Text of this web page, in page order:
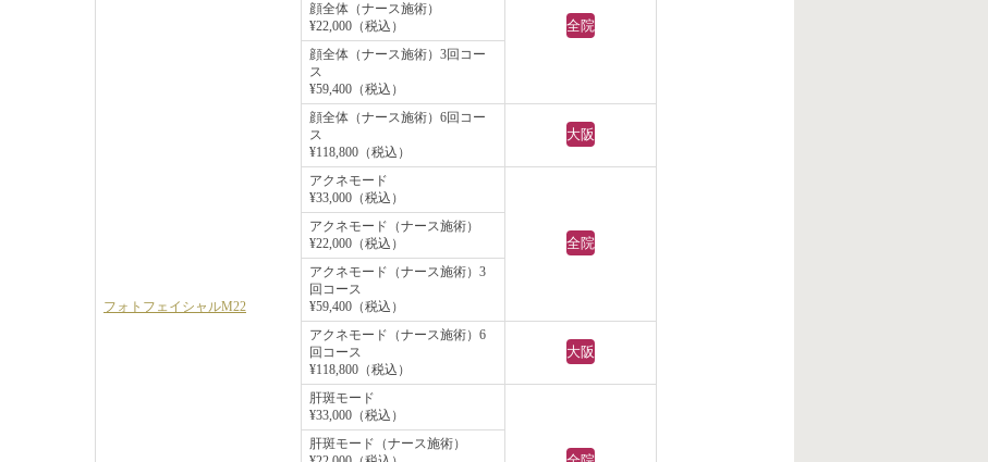
フォトフェイシャルM22
全院
顔全体（ナース施術）
¥22,000（税込）
顔全体（ナース施術）3回コー
ス
¥59,400（税込）
顔全体（ナース施術）6回コー
ス
¥118,800（税込）
大阪
アクネモード
¥33,000（税込）
全院
アクネモード（ナース施術）
¥22,000（税込）
アクネモード（ナース施術）3
回コース
¥59,400（税込）
アクネモード（ナース施術）6
回コース
¥118,800（税込）
大阪
肝斑モード
¥33,000（税込）
肝斑モード（ナース施術）